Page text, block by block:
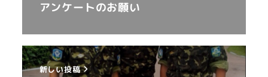
アンケートのお願い
新しい投稿